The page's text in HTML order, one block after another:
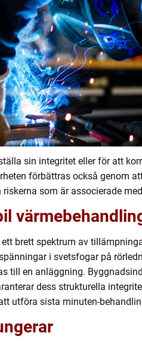
sin integritet eller för att
förbättras också genom
som är associerade
brett spektrum av
i svetsfogar på
till en anläggning.
dess strukturella
utföra sista minuten-